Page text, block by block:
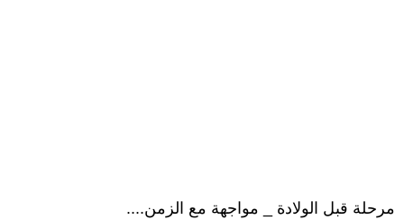
مرحلة قبل الولادة _ مواجهة مع الزمن....